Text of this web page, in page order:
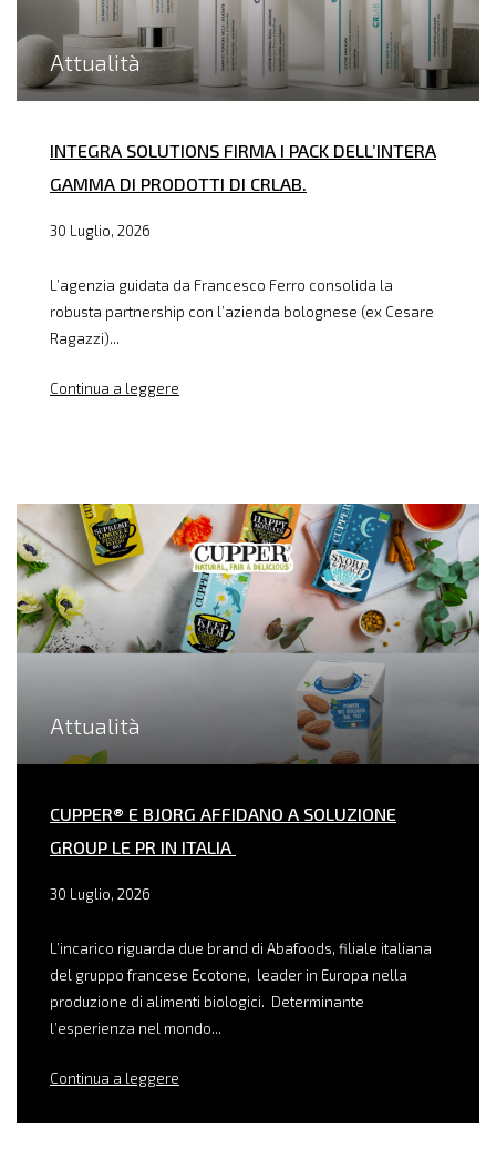
Attualità
INTEGRA SOLUTIONS FIRMA I PACK DELL’INTERA
GAMMA DI PRODOTTI DI CRLAB.
30 Luglio, 2026
L’agenzia guidata da Francesco Ferro consolida la
robusta partnership con l’azienda bolognese (ex Cesare
Ragazzi)...
Continua a leggere
Attualità
CUPPER® E BJORG AFFIDANO A SOLUZIONE
GROUP LE PR IN ITALIA
30 Luglio, 2026
L’incarico riguarda due brand di Abafoods, filiale italiana
del gruppo francese Ecotone, leader in Europa nella
produzione di alimenti biologici. Determinante
l’esperienza nel mondo...
Continua a leggere